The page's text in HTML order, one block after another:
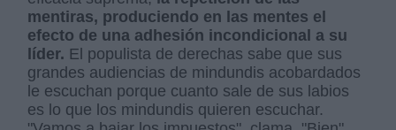
mentiras, produciendo en las mentes el
efecto de una adhesión incondicional a su
líder. El populista de derechas sabe que sus
grandes audiencias de mindundis acobardados
le escuchan porque cuanto sale de sus labios
es lo que los mindundis quieren escuchar.